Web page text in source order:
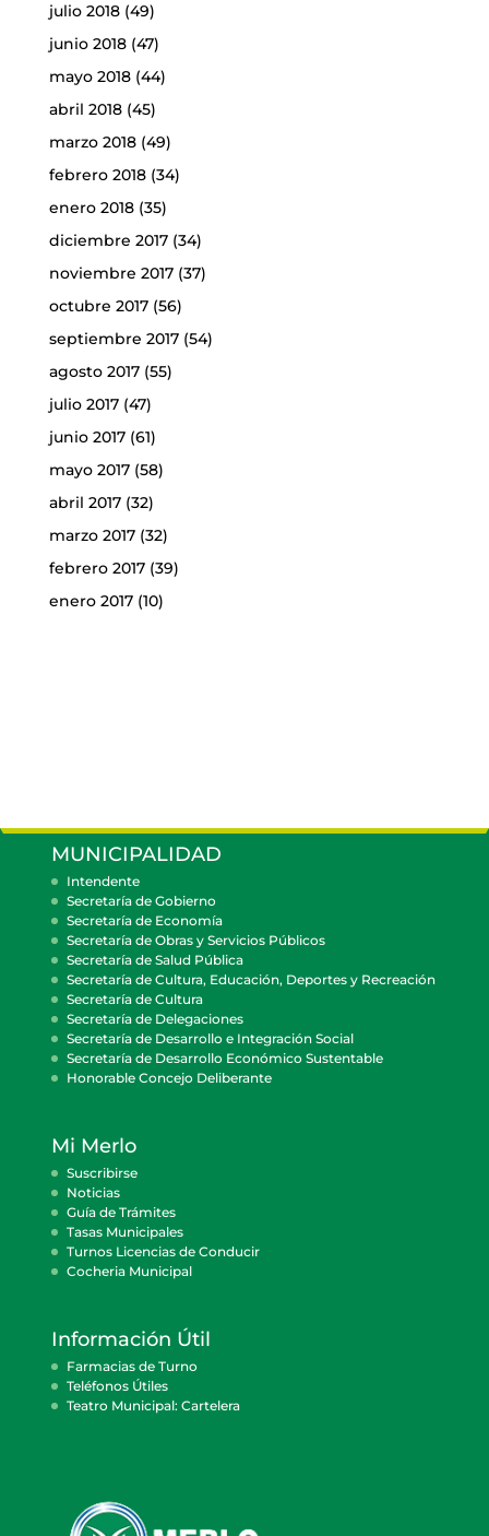
julio 2018(49)
junio 2018(47)
mayo 2018(44)
abril 2018(45)
marzo 2018(49)
febrero 2018(34)
enero 2018(35)
diciembre 2017(34)
noviembre 2017(37)
octubre 2017(56)
septiembre 2017(54)
agosto 2017(55)
julio 2017(47)
junio 2017(61)
mayo 2017(58)
abril 2017(32)
marzo 2017(32)
febrero 2017(39)
enero 2017(10)
MUNICIPALIDAD
Intendente
Secretaría de Gobierno
Secretaría de Economía
Secretaría de Obras y Servicios Públicos
Secretaría de Salud Pública
Secretaría de Cultura, Educación, Deportes y Recreación
Secretaría de Cultura
Secretaría de Delegaciones
Secretaría de Desarrollo e Integración Social
Secretaría de Desarrollo Económico Sustentable
Honorable Concejo Deliberante
Mi Merlo
Suscribirse
Noticias
Guía de Trámites
Tasas Municipales
Turnos Licencias de Conducir
Cocheria Municipal
Información Útil
Farmacias de Turno
Teléfonos Útiles
Teatro Municipal: Cartelera